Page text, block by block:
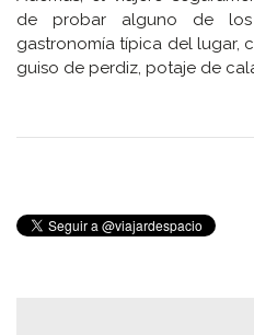
de probar alguno de
gastronomía típica del lugar,
guiso de perdiz, potaje de